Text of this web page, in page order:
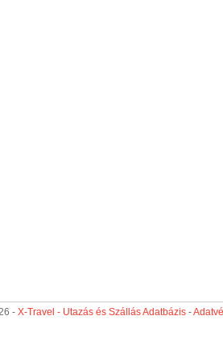
- X-Travel - Utazás és Szállás Adatbázis-